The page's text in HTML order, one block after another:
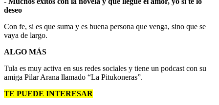
deseo
Con fe, si es que suma y es buena persona que venga, sino que se
vaya de largo.
ALGO MÁS
Tula es muy activa en sus redes sociales y tiene un podcast con su
amiga Pilar Arana llamado “La Pitukoneras”.
TE PUEDE INTERESAR